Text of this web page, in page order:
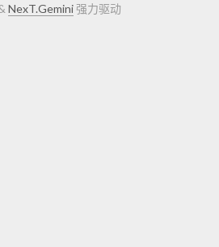
NexT.Gemini 强力驱动